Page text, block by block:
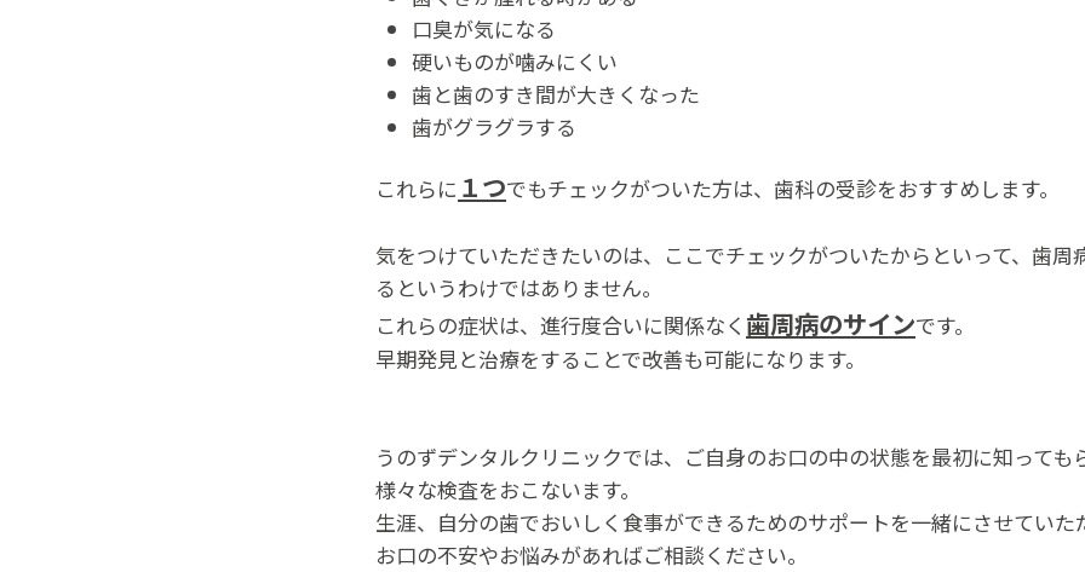
口臭が気になる
硬いものが噛みにくい
歯と歯のすき間が大きくなった
歯がグラグラする
これらに １つでもチェックがついた方は、歯科の受診をおすすめします。
気をつけていただきたいのは、ここでチェックがついたからといって、歯周
るというわけではありません。
これらの症状は、進行度合いに関係なく 歯周病のサインです。
早期発見と治療をすることで改善も可能になります。
うのずデンタルクリニックでは、ご自身のお口の中の状態を最初に知っても
様々な検査をおこないます。
生涯、自分の歯でおいしく食事ができるためのサポートを一緒にさせていた
お口の不安やお悩みがあればご相談ください。